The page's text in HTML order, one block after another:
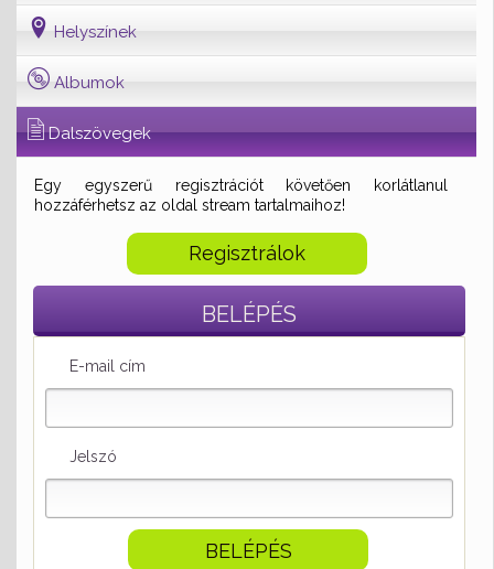
Helyszínek
Albumok
Dalszövegek
Egy egyszerű regisztrációt követően korlátlanul
hozzáférhetsz az oldal stream tartalmaihoz!
Regisztrálok
BELÉPÉS
E-mail cím
Jelszó